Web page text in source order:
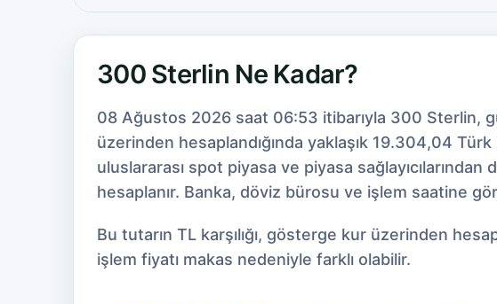
300 Sterlin Ne Kadar?
08 Ağustos 2026 saat 06:53 itibarıyla 300 Sterlin,
üzerinden hesaplandığında yaklaşık 19.304,04
uluslararası spot piyasa ve piyasa
hesaplanır. Banka, döviz bürosu ve işlem saatine
Bu tutarın TL karşılığı, gösterge kur üzerinden
işlem fiyatı makas nedeniyle farklı olabilir.